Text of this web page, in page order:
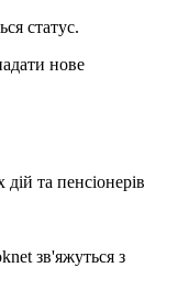
статус.
нове
та пенсіонерів
зв'яжуться з